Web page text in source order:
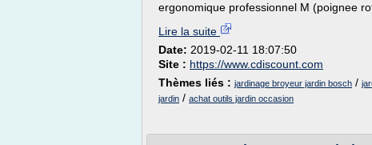
ergonomique professionnel M (poignee
Lire la suite
Date: 2019-02-11 18:07:50
Site : https://www.cdiscount.com
Thèmes liés : jardinage broyeur jardin bosch /
jardin / achat outils jardin occasion